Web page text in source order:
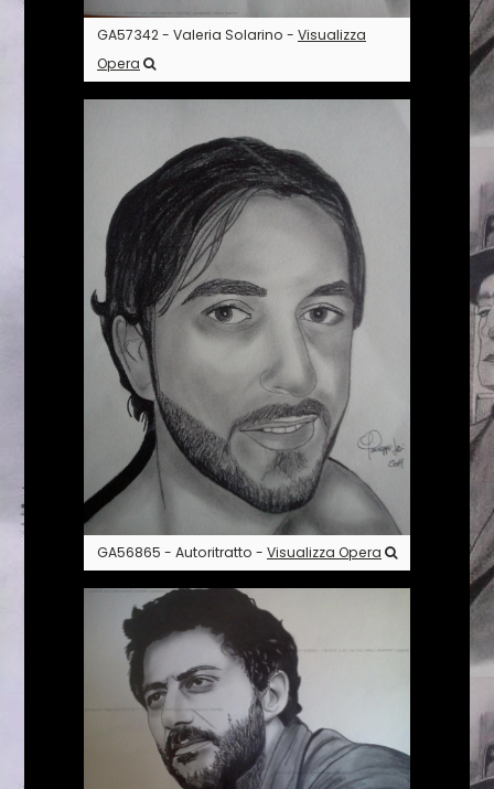
GA57342 - Valeria Solarino - Visualizza
Opera
GA56865 - Autoritratto - Visualizza Opera